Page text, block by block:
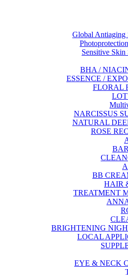
Global Antiaging
Sensitive Skin
BHA /
ESSENCE /
FLORAL
NARCISSUS
NATURAL
ROSE
BB
HAIR
TREATMENT
BRIGHTENING
LOCAL
EYE & NECK